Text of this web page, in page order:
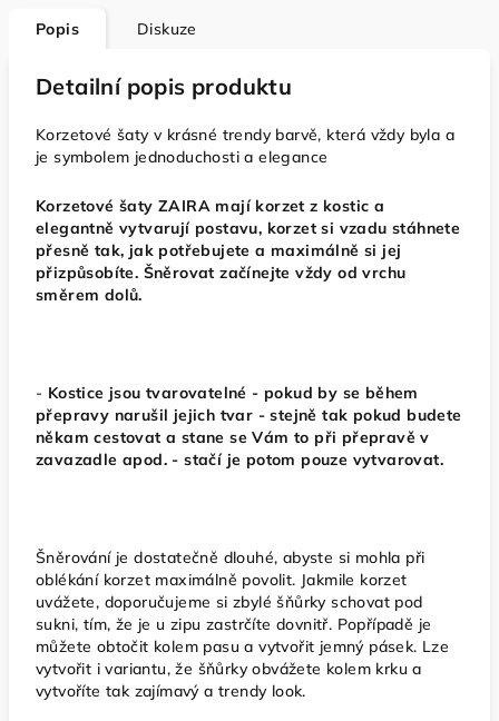
Popis Diskuze
Detailní popis produktu
Korzetové šaty v krásné trendy barvě, která vždy byla a
je symbolem jednoduchosti a elegance
Korzetové šaty ZAIRA mají korzet z kostic a
elegantně vytvarují postavu, korzet si vzadu stáhnete
přesně tak, jak potřebujete a maximálně si jej
přizpůsobíte. Šněrovat začínejte vždy od vrchu
směrem dolů.
- Kostice jsou tvarovatelné - pokud by se během
přepravy narušil jejich tvar - stejně tak pokud budete
někam cestovat a stane se Vám to při přepravě v
zavazadle apod. - stačí je potom pouze vytvarovat.
Šněrování je dostatečně dlouhé, abyste si mohla při
oblékání korzet maximálně povolit. Jakmile korzet
uvážete, doporučujeme si zbylé šňůrky schovat pod
sukni, tím, že je u zipu zastrčíte dovnitř. Popřípadě je
můžete obtočit kolem pasu a vytvořit jemný pásek. Lze
vytvořit i variantu, že šňůrky obvážete kolem krku a
vytvoříte tak zajímavý a trendy look.